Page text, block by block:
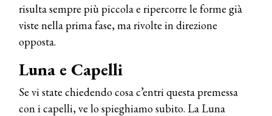
risulta sempre più piccola e ripercorre le forme già
viste nella prima fase, ma rivolte in direzione
opposta.
Luna e Capelli
Se vi state chiedendo cosa c’entri questa premessa
con i capelli, ve lo spieghiamo subito. La Luna